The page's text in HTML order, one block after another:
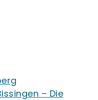
– Die